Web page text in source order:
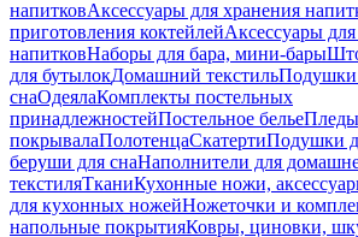
напитковАксессуары для хранения
приготовления коктейлейАксессуары
напитковНаборы для бара, мини-бары
для бутылокДомашний текстильПодушки
снаОдеялаКомплекты постельных
принадлежностейПостельное белье
покрывалаПолотенцаСкатертиПодушки
беруши для снаНаполнители для
текстиляТканиКухонные ножи,
для кухонных ножейНожеточки и
напольные покрытияКовры, циновки,